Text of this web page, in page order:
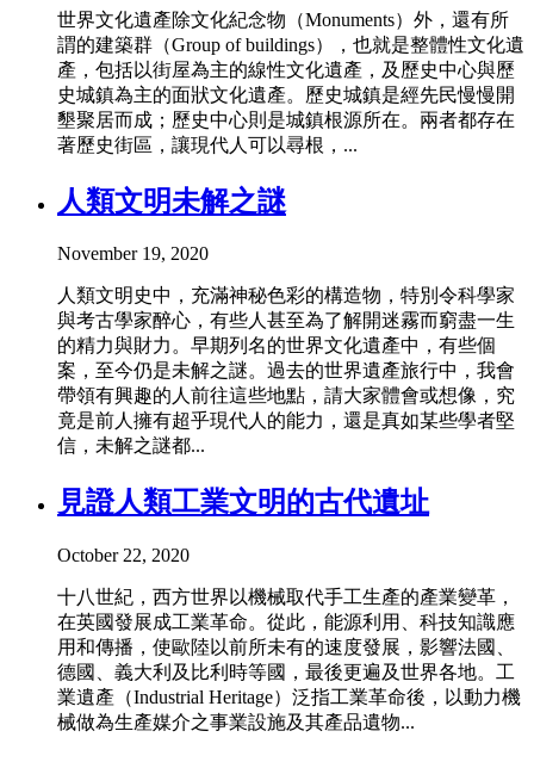
世界文化遺產除文化紀念物（Monuments）外，還有所
謂的建築群（Group of buildings），也就是整體性文化遺
產，包括以街屋為主的線性文化遺產，及歷史中心與歷
史城鎮為主的面狀文化遺產。歷史城鎮是經先民慢慢開
墾聚居而成；歷史中心則是城鎮根源所在。兩者都存在
著歷史街區，讓現代人可以尋根，...
人類文明未解之謎
November 19, 2020
人類文明史中，充滿神秘色彩的構造物，特別令科學家
與考古學家醉心，有些人甚至為了解開迷霧而窮盡一生
的精力與財力。早期列名的世界文化遺產中，有些個
案，至今仍是未解之謎。過去的世界遺產旅行中，我會
帶領有興趣的人前往這些地點，請大家體會或想像，究
竟是前人擁有超乎現代人的能力，還是真如某些學者堅
信，未解之謎都...
見證人類工業文明的古代遺址
October 22, 2020
十八世紀，西方世界以機械取代手工生產的產業變革，
在英國發展成工業革命。從此，能源利用、科技知識應
用和傳播，使歐陸以前所未有的速度發展，影響法國、
德國、義大利及比利時等國，最後更遍及世界各地。工
業遺產（Industrial Heritage）泛指工業革命後，以動力機
械做為生產媒介之事業設施及其產品遺物...